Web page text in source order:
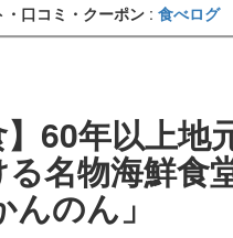
・口コミ・クーポン : 食べログ
】60年以上地
名物海鮮食
のん」